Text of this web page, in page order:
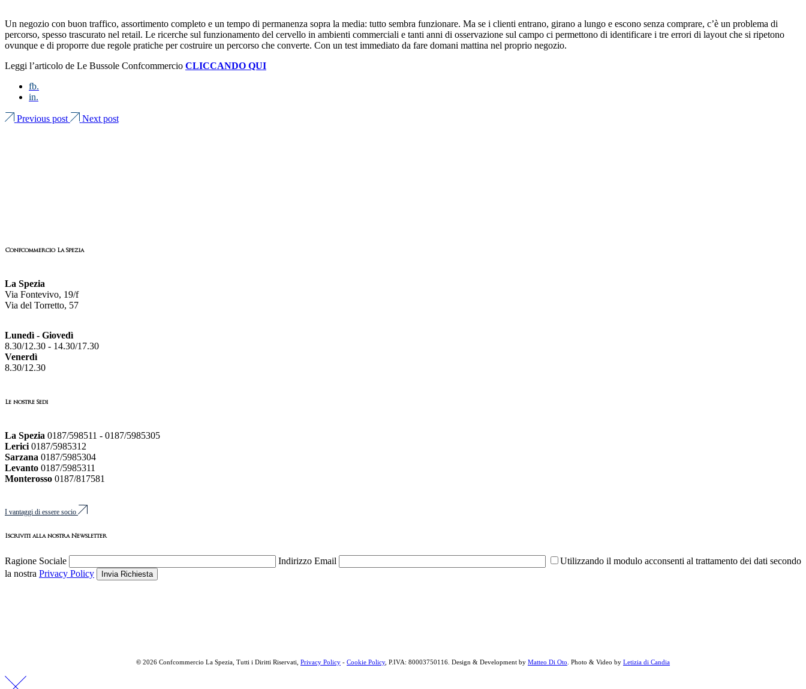
Un negozio con buon traffico, assortimento completo e un tempo di permanenza sopra la media: tutto sembra funzionare. Ma se i clienti entrano, girano a lungo e escono senza comprare, c’è un problema di
percorso, spesso trascurato nel retail. Le ricerche sul funzionamento del cervello in ambienti commerciali e tanti anni di osservazione sul campo ci permettono di identificare i tre errori di layout che si ripetono
ovunque e di proporre due regole pratiche per costruire un percorso che converte. Con un test immediato da fare domani mattina nel proprio negozio.
Leggi l’articolo de Le Bussole Confcommercio CLICCANDO QUI
fb.
in.
Previous post Next post
Confcommercio La Spezia
La Spezia
Via Fontevivo, 19/f
Via del Torretto, 57
Lunedì - Giovedì
8.30/12.30 - 14.30/17.30
Venerdì
8.30/12.30
Le nostre Sedi
La Spezia 0187/598511 - 0187/5985305
Lerici 0187/5985312
Sarzana 0187/5985304
Levanto 0187/5985311
Monterosso 0187/817581
I vantaggi di essere socio
Iscriviti alla nostra Newsletter
Ragione Sociale Indirizzo Email
Utilizzando il modulo acconsenti al trattamento dei dati secondo
la nostra Privacy Policy Invia Richiesta
© 2026 Confcommercio La Spezia, Tutti i Diritti Riservati, Privacy Policy - Cookie Policy, P.IVA: 80003750116. Design & Development by Matteo Di Oto . Photo & Video by Letizia di Candia